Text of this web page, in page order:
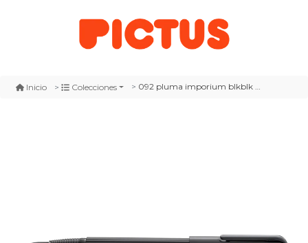
Inicio Colecciones 092 pluma imporium blkblk f gold bl